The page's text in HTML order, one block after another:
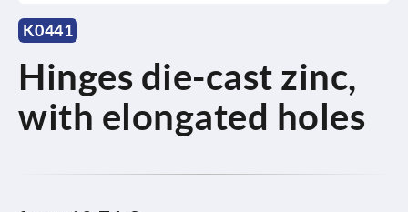
K0441
Hinges die-cast zinc,
with elongated holes